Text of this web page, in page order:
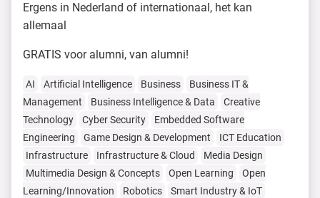
Ergens in Nederland of internationaal, het kan
allemaal
GRATIS voor alumni, van alumni!
AI Artificial Intelligence Business
Business IT &
Management
Business Intelligence & Data
Creative
Technology
Cyber Security
Embedded Software
Engineering
Game Design & Development
ICT Education
Infrastructure
Infrastructure & Cloud
Media Design
Multimedia Design & Concepts
Open Learning
Open
Learning/Innovation
Robotics
Smart Industry & IoT